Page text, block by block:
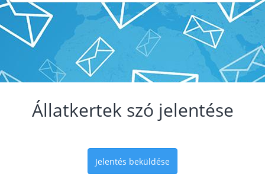
Állatkertek szó jelentése
Jelentés beküldése